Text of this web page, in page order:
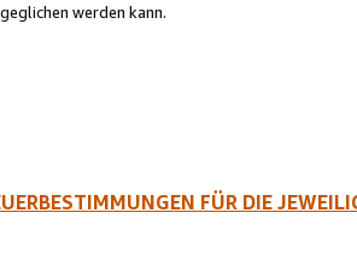
werden kann.
FÜR DIE